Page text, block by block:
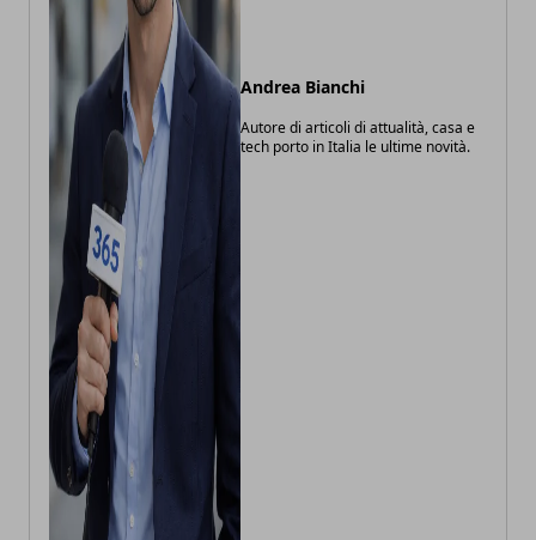
Andrea Bianchi
Autore di articoli di attualità, casa e
tech porto in Italia le ultime novità.